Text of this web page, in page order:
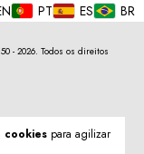
cookies para agilizar
PT ES BR
- 2026. Todos os direitos